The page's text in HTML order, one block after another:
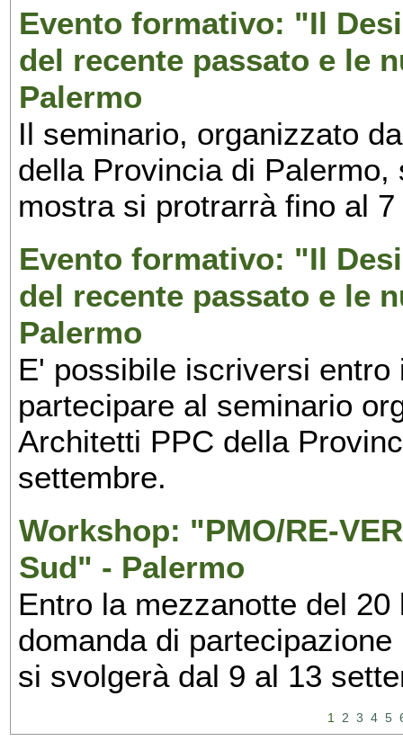
Evento formativo: "Il
del recente passato e le
Palermo
Il seminario, organizzato
della Provincia di
mostra si protrarrà fino al
Evento formativo: "Il
del recente passato e le
Palermo
E' possibile iscriversi
partecipare al seminario
Architetti PPC della
settembre.
Workshop: "PMO/RE-
Sud" - Palermo
Entro la mezzanotte del
domanda di
si svolgerà dal 9 al 13
1 2 3 4 5